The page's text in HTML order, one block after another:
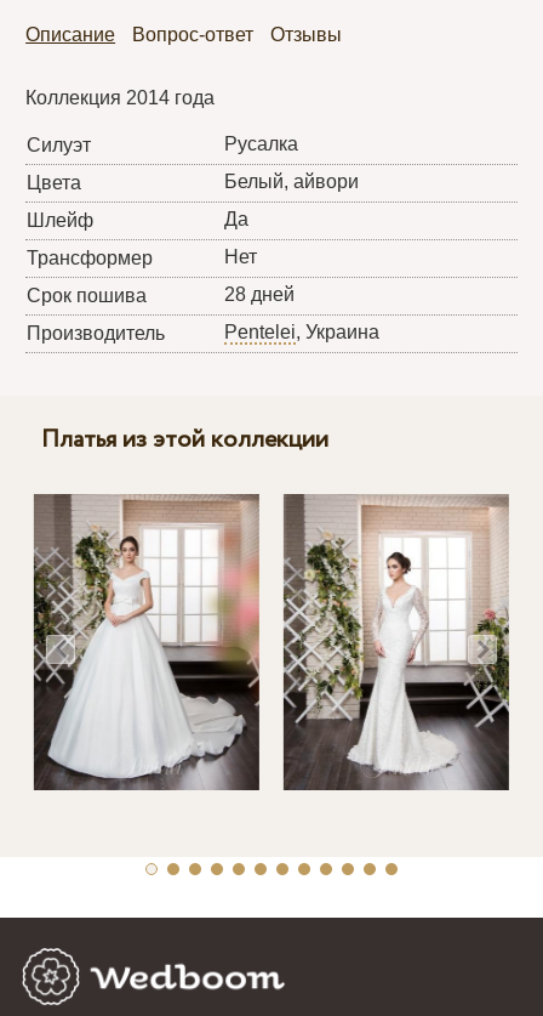
Описание Вопрос-ответ Отзывы
Коллекция 2014 года
Силуэт
Русалка
Цвета
Белый, айвори
Шлейф
Да
Трансформер
Нет
Срок пошива
28 дней
Производитель
Pentelei, Украина
Платья из этой коллекции